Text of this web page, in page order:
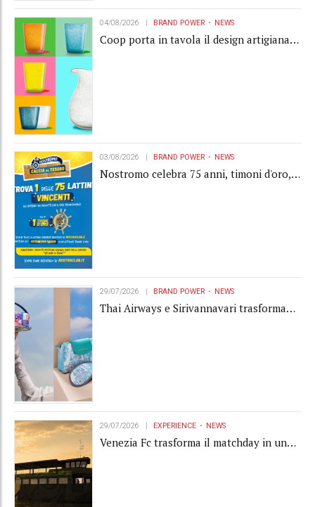
04/08/2026 BRAND POWER NEWS
Coop porta in tavola il design artigianale
03/08/2026 BRAND POWER NEWS
Nostromo celebra 75 anni, timoni d'oro,
29/07/2026 BRAND POWER NEWS
Thai Airways e Sirivannavari trasformano
29/07/2026 EXPERIENCE NEWS
Venezia Fc trasforma il matchday in una